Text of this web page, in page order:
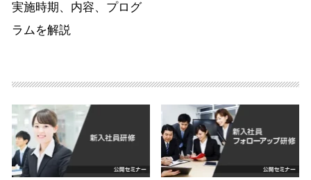
実施時期、内容、プログ
ラムを解説